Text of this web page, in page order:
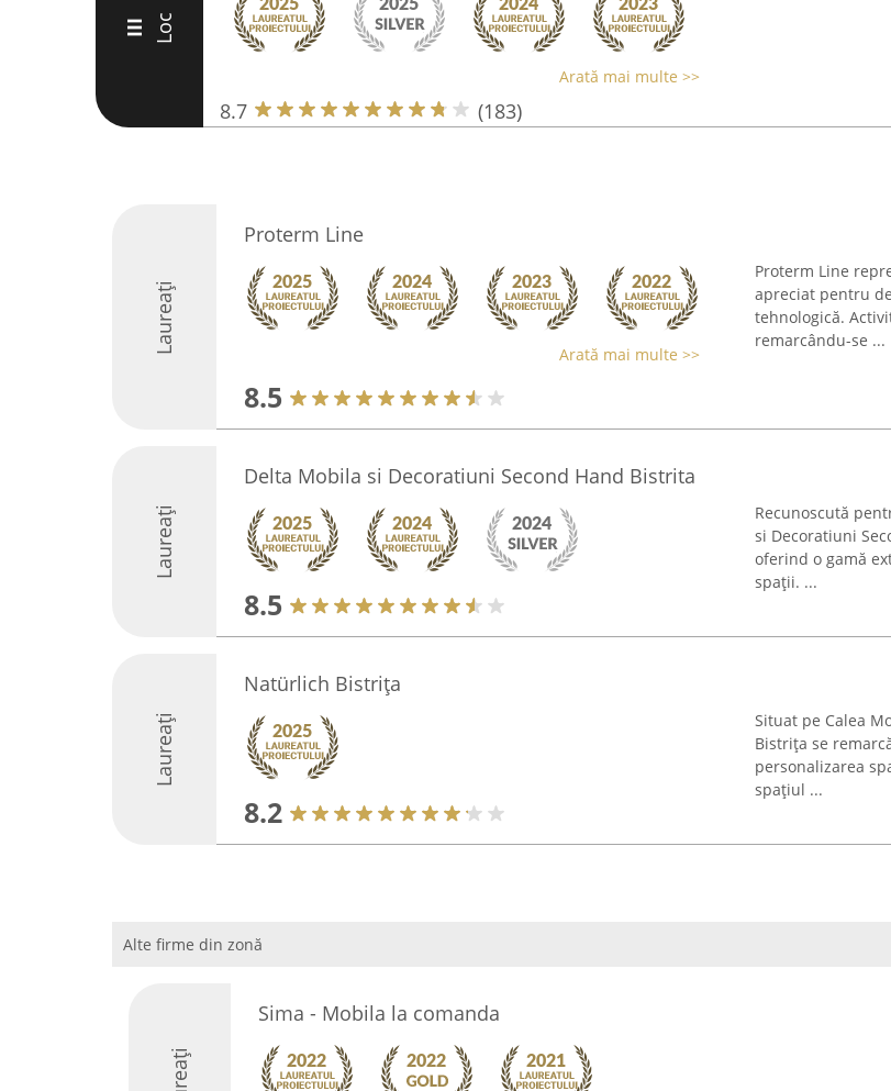
III Loc
Arată mai multe >>
8.7 (183)
Laureați
Proterm Line
Arată mai multe >>
8.5
Proterm Line
apreciat pentru
tehnologică.
remarcându-se ...
Laureați
Delta Mobila si Decoratiuni Second Hand Bistrita
8.5
Recunoscută
si Decoratiuni
oferind o gamă
spații. ...
Laureați
Natürlich Bistrița
8.2
Situat pe Calea
Bistrița se
personalizarea
spațiul ...
Alte firme din zonă
Sima - Mobila la comanda